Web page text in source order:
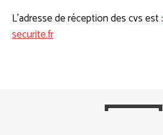
L’adresse de réception des cvs est :
securite.fr